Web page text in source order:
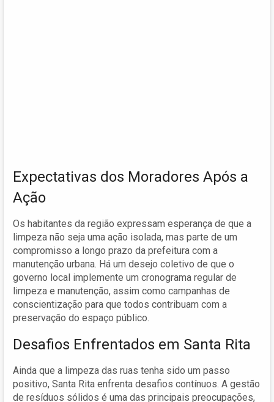
Expectativas dos Moradores Após a
Ação
Os habitantes da região expressam esperança de que a
limpeza não seja uma ação isolada, mas parte de um
compromisso a longo prazo da prefeitura com a
manutenção urbana. Há um desejo coletivo de que o
governo local implemente um cronograma regular de
limpeza e manutenção, assim como campanhas de
conscientização para que todos contribuam com a
preservação do espaço público.
Desafios Enfrentados em Santa Rita
Ainda que a limpeza das ruas tenha sido um passo
positivo, Santa Rita enfrenta desafios contínuos. A gestão
de resíduos sólidos é uma das principais preocupações,